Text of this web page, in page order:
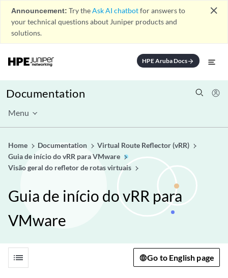
Announcement: Try theAsk AI chatbotfor answers to
your technical questions about Juniper products and
solutions.
close
HPE Aruba Docsarrow_forward
Documentation
Menu
Home Documentation
Virtual Route Reflector (vRR)
Guia de início do vRR para VMware
Visão geral do refletor de rotas virtuais
Guia de início do vRR para
VMware
list Go to English page